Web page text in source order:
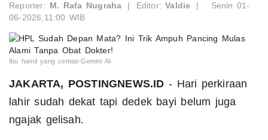
Reporter: M. Rafa Nugraha | Editor:Valdie |
Senin 01-
06-2026,11:00 WIB
Ibu hamil yang cemas-Gemini AI-
JAKARTA, POSTINGNEWS.ID - Hari perkiraan
lahir sudah dekat tapi dedek bayi belum juga
ngajak gelisah.